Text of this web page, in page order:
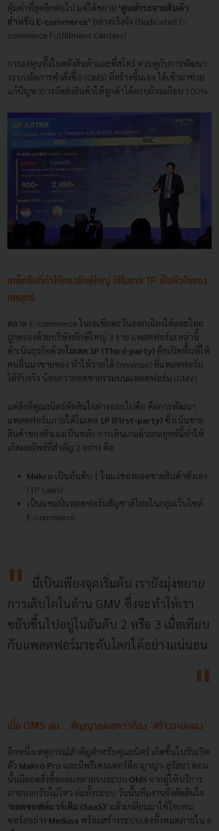
คุ้มค่าที่สุดอีกต่อไป แต่ได้ขยาย ‘ศูนย์กระจายสินค้า
สำหรับ E-commerce’ อย่างจริงจัง (Dedicated E-
commerce Fulfillment Centers)
การลงทุนทั้งในคลังสินค้าและที่สโตร์ ควบคู่กับการพัฒนา
ระบบจัดการคำสั่งซื้อ (OMS) ที่สร้างขึ้นเอง ได้เข้ามาช่วย
แก้ปัญหาการจัดส่งสินค้าให้ลูกค้าได้ครบถ้วนเกือบ 100%
เคล็ดลับที่ทำให้แซงยักษ์ใหญ่ ใช้โมเดล 1P เป็นหัวใจของ
กลยุทธ์
ตลาด E-commerce ในเอเชียตะวันออกเฉียงใต้และไทย
ถูกครองด้วยบริษัทยักษ์ใหญ่ 3 ราย แพลตฟอร์มเหล่านี้
ดำเนินธุรกิจด้วยโมเดล 3P (Third-party) คือเปิดพื้นที่ให้
คนอื่นมาขายของ ทำให้รายได้ (revenue) ที่แพลตฟอร์ม
ได้รับจริง น้อยกว่ายอดขายรวมบนแพลตฟอร์ม (GMV)
แต่สิ่งที่คุณธนิศร์ตัดสินใจต่างออกไปคือ คือการพัฒนา
แพลตฟอร์มภายใต้โมเดล 1P (First-party) ซึ่งเน้นขาย
สินค้าของตัวเองเป็นหลัก การเดินเกมด้วยกลยุทธ์นี้ทำให้
เกิดผลลัพธ์ที่สำคัญ 2 อย่าง คือ
Makro เป็นอันดับ 1 ในแง่ของยอดขายสินค้าตัวเอง
(1P sales)
เป็นแชมป์แพลตฟอร์มสัญชาติไทยในกลุ่มเว็บไซต์
E-commerce
นี่เป็นเพียงจุดเริ่มต้น เรายังมุ่งขยาย
การเติบโตในด้าน GMV ซึ่งจะทำให้เรา
ขยับขึ้นไปอยู่ในอันดับ 2 หรือ 3 เมื่อเทียบ
กับแพลตฟอร์มระดับโลกได้อย่างแน่นอน
เมื่อ OMS ล่ม... สัญญาณบอกว่าต้อง ‘สร้างระบบเอง’
อีกหนึ่งเหตุการณ์สำคัญสำหรับคุณธนิศร์ เกิดขึ้นในวันเปิด
ตัว Makro Pro และมีพรีเซนเตอร์คือ ญาญ่า-อุรัสยา ตอน
นั้นมียอดสั่งซื้อถล่มทลายจนระบบ OMS จากผู้ให้บริการ
ภายนอกรับไม่ไหว ล่มทั้งระบบ วันนั้นทีมงานจึงตัดสินใจ
‘ถอดซอฟต์แวร์เดิม (SaaS)’ แล้วเปลี่ยนมาใช้โอเพน
ซอร์สอย่าง Medusa พร้อมสร้างระบบเองทั้งหมดภายใน 6